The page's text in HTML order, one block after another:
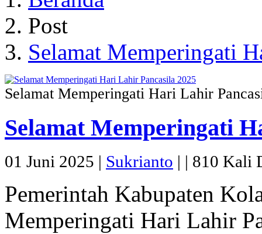
Post
Selamat Memperingati
Selamat Memperingati Hari Lahir
Selamat Memperingati
01 Juni 2025 | Sukrianto | | 810 Kali
Pemerintah Kabupaten
Memperingati Hari Lahir